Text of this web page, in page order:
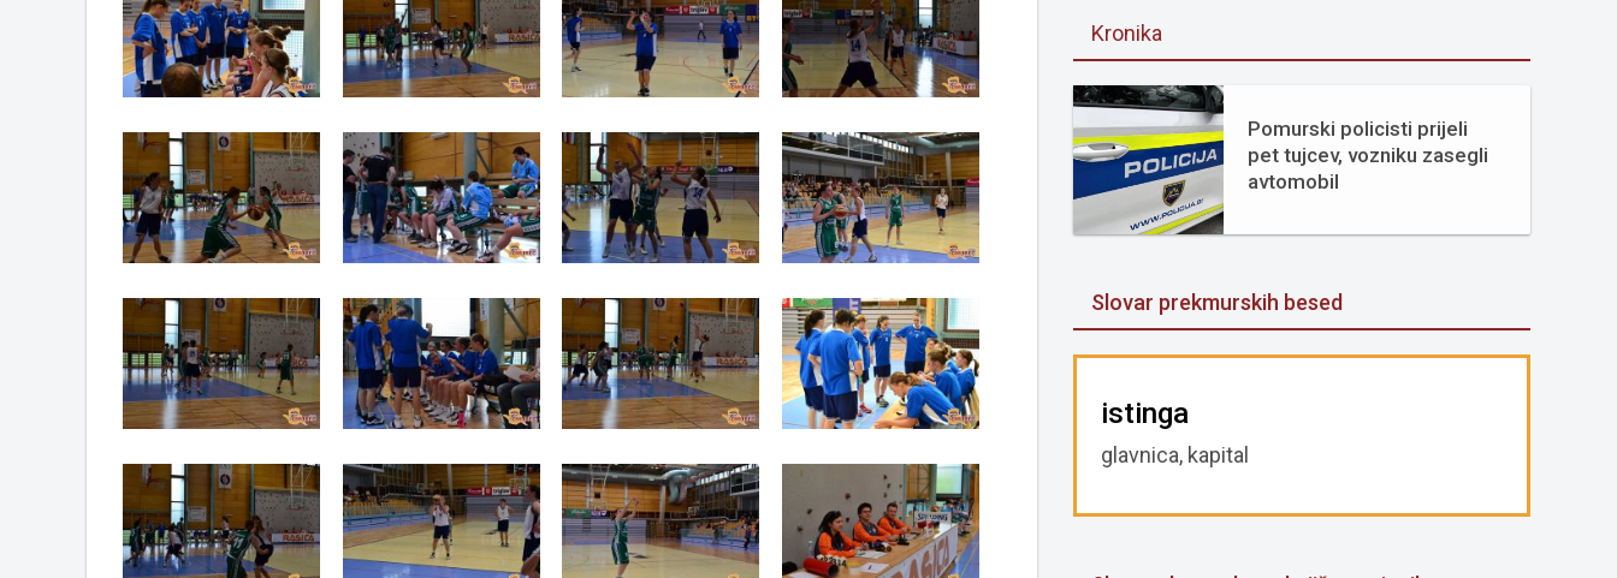
Kronika
Pomurski policisti prijeli
pet tujcev, vozniku zasegli
avtomobil
Slovar prekmurskih besed
istinga
glavnica, kapital